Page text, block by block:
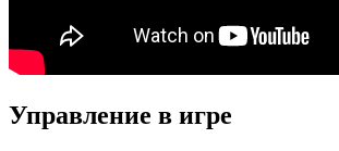
Управление в игре